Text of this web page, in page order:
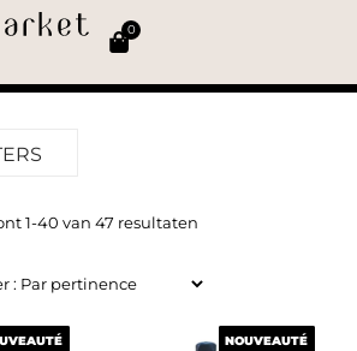
0
1-40 van 47 resultaten
NOUVEAUTÉ
NOUVEAUTÉ